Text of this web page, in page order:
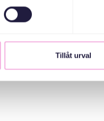
Tillåt urval